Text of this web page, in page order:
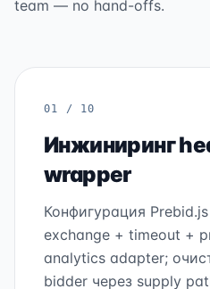
team — no hand-offs.
01 / 10
Инжиниринг
wrapper
Конфигурация
exchange + timeout +
analytics adapter;
bidder через supply